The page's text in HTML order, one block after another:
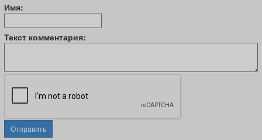
Имя:
Текст комментария:
Отправить